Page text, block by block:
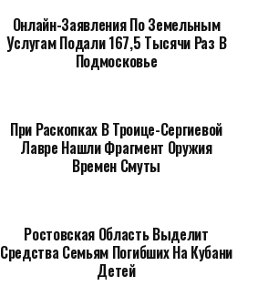
Онлайн-Заявления По Земельным
Услугам Подали 167,5 Тысячи Раз В
Подмосковье
При Раскопках В Троице-Сергиевой
Лавре Нашли Фрагмент Оружия
Времен Смуты
Ростовская Область Выделит
Средства Семьям Погибших На Кубани
Детей